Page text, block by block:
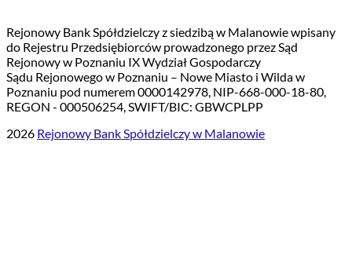
Rejonowy Bank Spółdzielczy z siedzibą w Malanowie wpisany
do Rejestru Przedsiębiorców prowadzonego przez Sąd
Rejonowy w Poznaniu IX Wydział Gospodarczy
Sądu Rejonowego w Poznaniu – Nowe Miasto i Wilda w
Poznaniu pod numerem 0000142978, NIP-668-000-18-80,
REGON - 000506254, SWIFT/BIC: GBWCPLPP
2026 Rejonowy Bank Spółdzielczy w Malanowie